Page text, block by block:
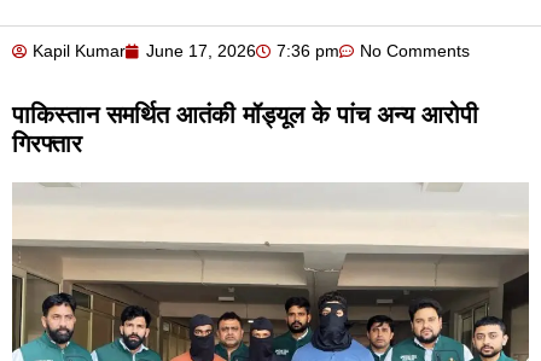
Kapil Kumar June 17, 2026 7:36 pm No Comments
पाकिस्तान समर्थित आतंकी मॉड्यूल के पांच अन्य आरोपी
गिरफ्तार